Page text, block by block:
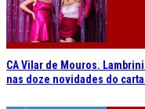
CA Vilar de Mouros.
nas doze novidades do